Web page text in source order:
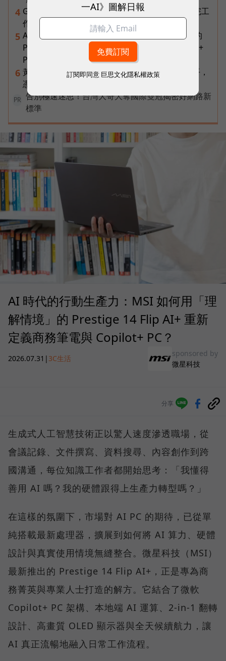
4 Gemini Spark完整教學｜幫你讀Gmail、自動跑完工
作流程，3個超實用情境一次看
5 AI 時代的行動生產力：MSI 如何用「理解情境」的
Prestige 14 Flip AI+ 重新定義商務筆電與 Copilot+
PC？
6 黃仁勳兆元宴永遠站最後一排！最低調的二代鄭平，
憑什麼讓台達電被市場重新定價？
PR
告別極速迷思！台灣大哥大奪國際雙冠揭密好網路新
標準
AI 時代的行動生產力：MSI 如何用「理
解情境」的 Prestige 14 Flip AI+ 重新
定義商務筆電與 Copilot+ PC？
2026.07.31 | 3C生活
sponsored by
微星科技
分享
生成式人工智慧技術正以驚人速度滲透職場，從
會議記錄、文件撰寫、資料搜尋、內容創作到跨
國溝通，每位知識工作者都開始思考：「我懂得
善用 AI 嗎？我的硬體跟得上生產力轉型嗎？」
在這樣的氛圍下，市場對 AI PC 的期待，已從單
純搭載最新處理器，擴展到如何將 AI 算力、硬體
設計與真實使用情境無縫整合。微星科技（MSI）
最新推出的 Prestige 14 Flip AI+，正是專為商
務菁英與專業人士打造的解方。它結合了微軟
Copilot+ PC 架構、本地端 AI 運算、2-in-1 翻轉
設計、高畫質 OLED 顯示器與全天候續航力，讓
AI 真正流暢地融入日常工作流程。
一AI》圖解日報
訂閱即同意 巨思文化隱私權政策